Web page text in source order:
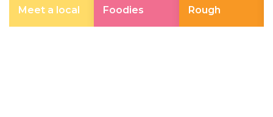
Meet a local Foodies Rough